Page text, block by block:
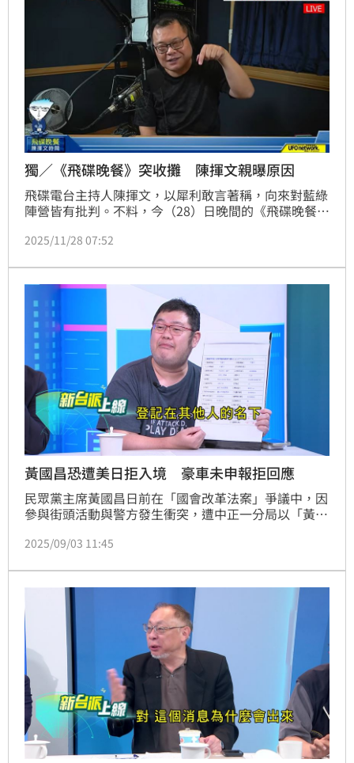
獨／《飛碟晚餐》突收攤 陳揮文親曝原因
飛碟電台主持人陳揮文，以犀利敢言著稱，向來對藍綠
陣營皆有批判。不料，今（28）日晚間的《飛碟晚餐》
牌時段，震撼整個新聞圈和忠實聽眾。傳出陳揮文突遭
此陳揮文坦言節目做19年，「有點疲乏」，謝謝公司給
他這麼長的時間，至於接棒的新主持人，他沒過問是
誰。
2025/11/28 07:52
黃國昌恐遭美日拒入境 豪車未申報拒回應
民眾黨主席黃國昌日前在「國會改革法案」爭議中，因
參與街頭活動與警方發生衝突，遭中正一分局以「黃
王瑞德指出，黃國昌可能因妨害公務與襲警罪名，日後
貓今天（3日）也爆料，黃國昌在美國期間名下曾有一
輛豪車，但未見於其財產申報資料，要求黃國昌出面說
明。
2025/09/03 11:45